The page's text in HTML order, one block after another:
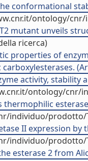
conformational
ontology/
mutant unveils
ricerca)
properties of
activity,
ontology/cnr/
individuo/prodotto/
II expression
individuo/prodotto/
esterase 2 from